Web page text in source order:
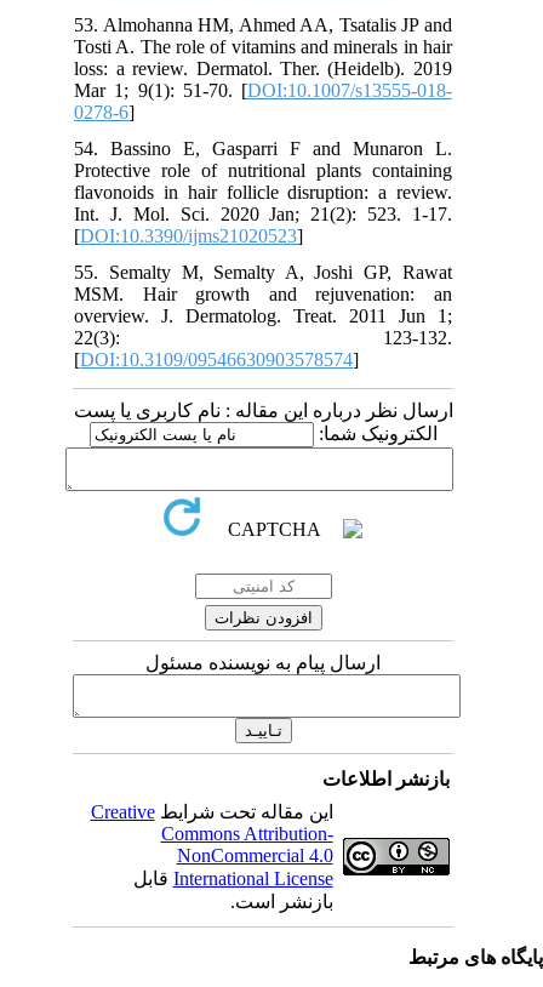
53. Almohanna HM, Ahmed AA, Tsatalis JP and
Tosti A. The role of vitamins and minerals in hair
loss: a review. Dermatol. Ther. (Heidelb). 2019
Mar 1; 9(1): 51-70. [DOI:10.1007/s13555-018-
0278-6
54. Bassino E, Gasparri F and Munaron L.
Protective role of nutritional plants containing
flavonoids in hair follicle disruption: a review.
Int. J. Mol. Sci. 2020 Jan; 21(2): 523. 1-17.
[DOI:10.3390/ijms21020523
55. Semalty M, Semalty A, Joshi GP, Rawat
MSM. Hair growth and rejuvenation: an
overview. J. Dermatolog. Treat. 2011 Jun 1;
22(3): 123-132.
[DOI:10.3109/09546630903578574
ارسال نظر درباره این مقاله : نام کاربری یا پست
الکترونیک شما:
ارسال پیام به نویسنده مسئول
بازنشر اطلاعات
این مقاله تحت شرایط Creative
Commons Attribution-
NonCommercial 4.0
International Licenseقابل
بازنشر است.
های مرتبط